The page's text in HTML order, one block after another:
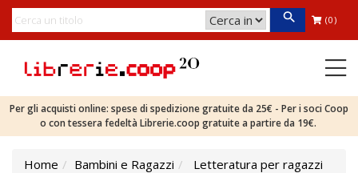
(0)
Per gli acquisti online: spese di spedizione gratuite da 25€ - Per i soci Coop
o con tessera fedeltà Librerie.coop gratuite a partire da 19€.
Home Bambini e Ragazzi
Letteratura per ragazzi